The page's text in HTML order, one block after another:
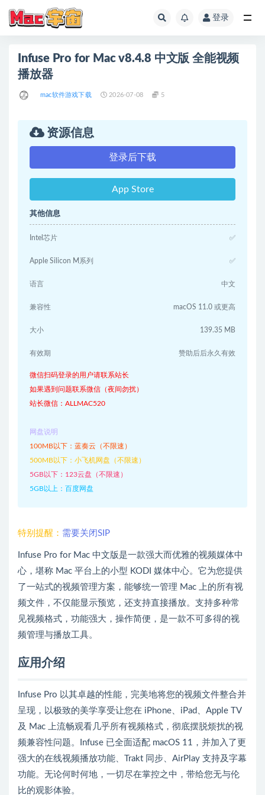
登录
Infuse Pro for Mac v8.4.8 中文版 全能视频
播放器
mac软件游戏下载 2026-07-08 5
资源信息
登录后下载
App Store
其他信息
Intel芯片 ✅
Apple Silicon M系列 ✅
语言 中文
兼容性 macOS 11.0 或更高
大小 139.35 MB
有效期 赞助后后永久有效
微信扫码登录的用户请联系站长
如果遇到问题联系微信（夜间勿扰）
站长微信：ALLMAC520
网盘说明
100MB以下：蓝奏云（不限速）
500MB以下：小飞机网盘（不限速）
5GB以下：123云盘（不限速）
5GB以上：百度网盘
特别提醒： 需要关闭SIP
Infuse Pro for Mac 中文版是一款强大而优雅的视频媒体中
心，堪称 Mac 平台上的小型 KODI 媒体中心。它为您提供
了一站式的视频管理方案，能够统一管理 Mac 上的所有视
频文件，不仅能显示预览，还支持直接播放。支持多种常
见视频格式，功能强大，操作简便，是一款不可多得的视
频管理与播放工具。
应用介绍
Infuse Pro 以其卓越的性能，完美地将您的视频文件整合并
呈现，以极致的美学享受让您在 iPhone、iPad、Apple TV
及 Mac 上流畅观看几乎所有视频格式，彻底摆脱烦扰的视
频兼容性问题。Infuse 已全面适配 macOS 11，并加入了更
强大的在线视频播放功能、Trakt 同步、AirPlay 支持及字幕
功能。无论何时何地，一切尽在掌控之中，带给您无与伦
比的观影体验。